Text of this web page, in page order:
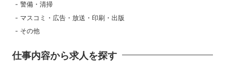
警備・清掃
マスコミ・広告・放送・印刷・出版
その他
仕事内容から求人を探す